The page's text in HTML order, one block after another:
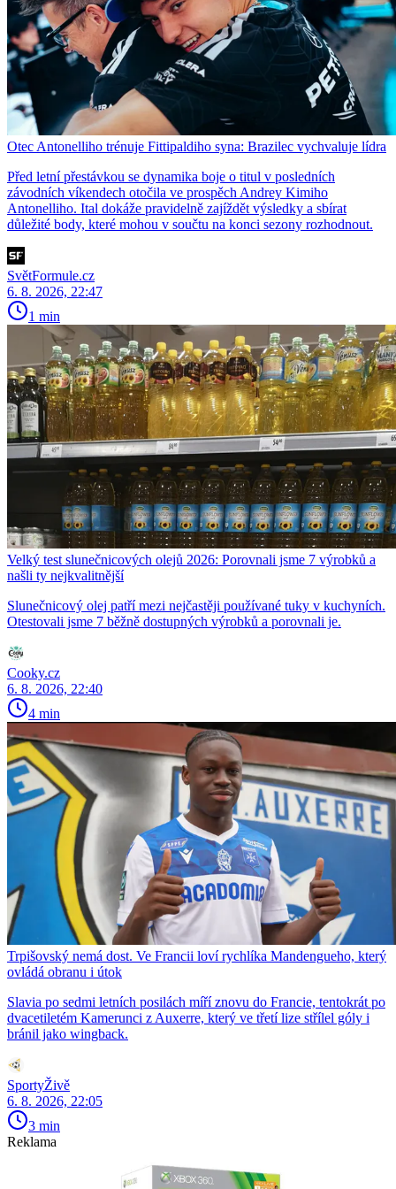
Otec Antonelliho trénuje Fittipaldiho syna: Brazilec vychvaluje lídra
Před letní přestávkou se dynamika boje o titul v posledních
závodních víkendech otočila ve prospěch Andrey Kimiho
Antonelliho. Ital dokáže pravidelně zajíždět výsledky a sbírat
důležité body, které mohou v součtu na konci sezony rozhodnout.
SvětFormule.cz
6. 8. 2026, 22:47
1 min
Velký test slunečnicových olejů 2026: Porovnali jsme 7 výrobků a
našli ty nejkvalitnější
Slunečnicový olej patří mezi nejčastěji používané tuky v kuchyních.
Otestovali jsme 7 běžně dostupných výrobků a porovnali je.
Cooky.cz
6. 8. 2026, 22:40
4 min
Trpišovský nemá dost. Ve Francii loví rychlíka Mandengueho, který
ovládá obranu i útok
Slavia po sedmi letních posilách míří znovu do Francie, tentokrát po
dvacetiletém Kamerunci z Auxerre, který ve třetí lize střílel góly i
bránil jako wingback.
SportyŽivě
6. 8. 2026, 22:05
3 min
Reklama